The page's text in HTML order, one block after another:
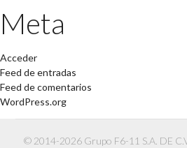
Meta
Acceder
Feed de entradas
Feed de comentarios
WordPress.org
© 2014-2026 Grupo F6-11 S.A. DE